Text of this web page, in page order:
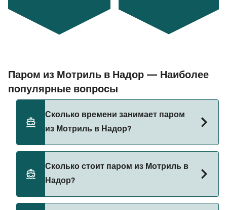
Паром из Мотриль в Надор — Наиболее
популярные вопросы
Сколько времени занимает паром
из Мотриль в Надор?
Надор составляет примерно 6 ч. Длительность
рейса может меняться в зависимости от сезона
и оператора, поэтому рекомендуется проверить
Сколько стоит паром из Мотриль в
Надор?